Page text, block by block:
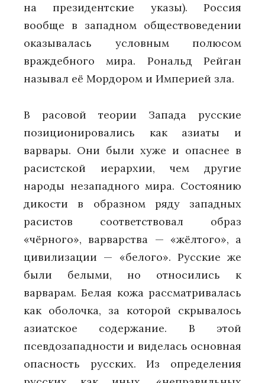
на президентские указы). Россия
вообще в западном обществоведении
оказывалась условным полюсом
враждебного мира. Рональд Рейган
называл её Мордором и Империей зла.
В расовой теории Запада русские
позиционировались как азиаты и
варвары. Они были хуже и опаснее в
расистской иерархии, чем другие
народы незападного мира. Состоянию
дикости в образном ряду западных
расистов соответствовал образ
«чёрного», варварства — «жёлтого», а
цивилизации — «белого». Русские же
были белыми, но относились к
варварам. Белая кожа рассматривалась
как оболочка, за которой скрывалось
азиатское содержание. В этой
псевдозападности и виделась основная
опасность русских. Из определения